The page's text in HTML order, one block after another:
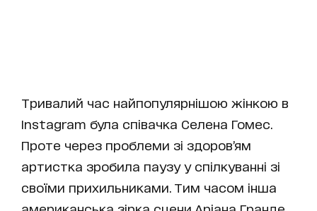
Тривалий час найпопулярнішою жінкою в
Instagram була співачка Селена Гомес.
Проте через проблеми зі здоров’ям
артистка зробила паузу у спілкуванні зі
своїми прихильниками. Тим часом інша
американська зірка сцени Аріана Гранде,